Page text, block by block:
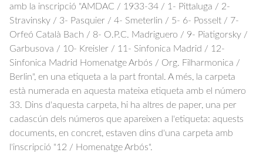
amb la inscripció "AMDAC / 1933-34 / 1- Pittaluga / 2-
Stravinsky / 3- Pasquier / 4- Smeterlin / 5- 6- Posselt / 7-
Orfeó Català Bach / 8- O.P.C. Madriguero / 9- Piatigorsky /
Garbusova / 10- Kreisler / 11- Sinfonica Madrid / 12-
Sinfonica Madrid Homenatge Arbós / Org. Filharmonica /
Berlin", en una etiqueta a la part frontal. A més, la carpeta
està numerada en aquesta mateixa etiqueta amb el número
33. Dins d'aquesta carpeta, hi ha altres de paper, una per
cadascún dels números que apareixen a l'etiqueta: aquests
documents, en concret, estaven dins d'una carpeta amb
l'inscripció "12 / Homenatge Arbós".